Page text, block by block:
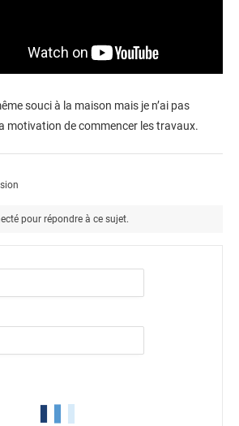
souci à la maison mais je n’ai pas
motivation de commencer les travaux.
pour répondre à ce sujet.